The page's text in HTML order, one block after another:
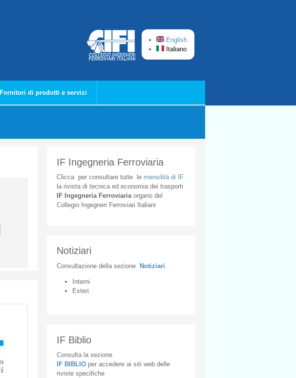
English
Italiano
Fornitori di prodotti e servizi
IF Ingegneria Ferroviaria
Cliccaper consultare tuttele mensilità di IF
la rivista di tecnica ed economia dei trasporti
IF Ingegneria Ferroviaria organodel
Collegio
Ingegneri Ferroviari Italiani
Notiziari
Consultazione della sezione Notiziari
Interni
Esteri
IF Biblio
Consulta la sezione
IF BIBLIO per accedere ai siti web delle
riviste specifiche